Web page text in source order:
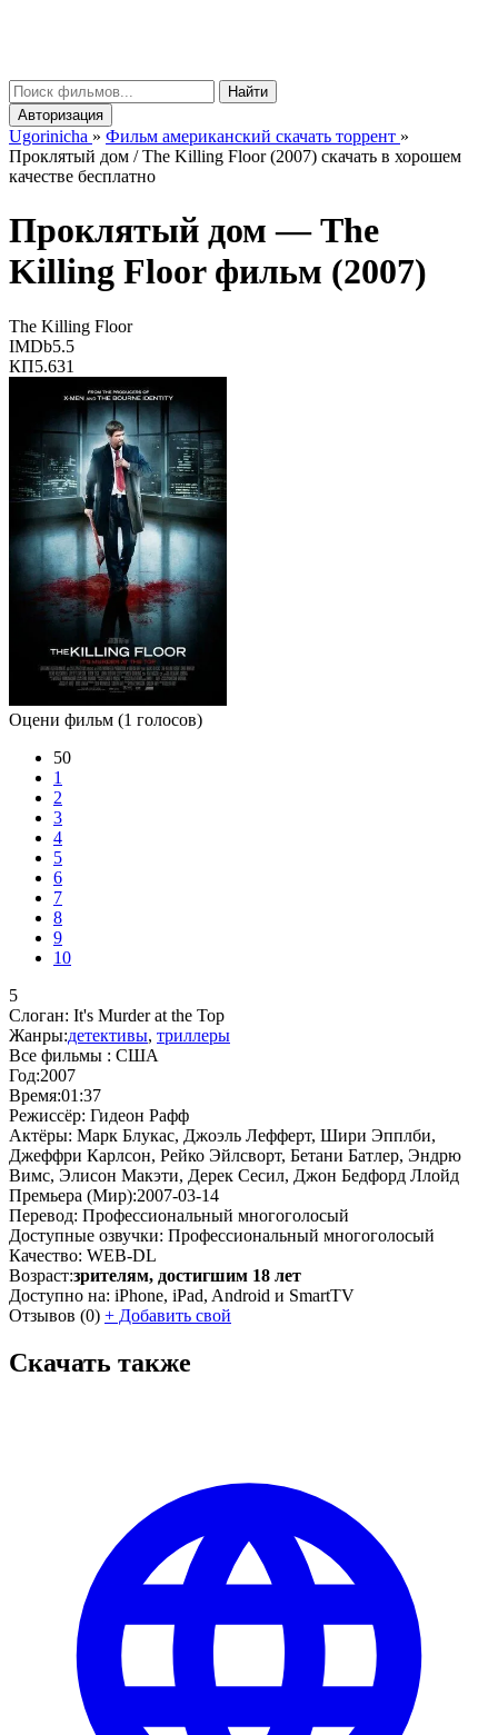
Найти
Авторизация
Ugorinicha » Фильм американский скачать торрент »
Проклятый дом / The Killing Floor (2007) скачать в хорошем
качестве бесплатно
Проклятый дом —The
Killing Floorфильм (2007)
The Killing Floor
IMDb5.5
КП5.631
Оцени фильм (1 голосов)
50
1
2
3
4
5
6
7
8
9
10
5
Слоган: It's Murder at the Top
Жанры:детективы, триллеры
Все фильмы : США
Год:2007
Время:01:37
Режиссёр: Гидеон Рафф
Актёры: Марк Блукас, Джоэль Лефферт, Шири Эпплби,
Джеффри Карлсон, Рейко Эйлсворт, Бетани Батлер, Эндрю
Вимс, Элисон Макэти, Дерек Сесил, Джон Бедфорд Ллойд
Премьера (Мир):2007-03-14
Перевод: Профессиональный многоголосый
Доступные озвучки: Профессиональный многоголосый
Качество: WEB-DL
Возраст:зрителям, достигшим 18 лет
Доступно на: iPhone, iPad, Android и SmartTV
Отзывов (0) + Добавить свой
Скачать также